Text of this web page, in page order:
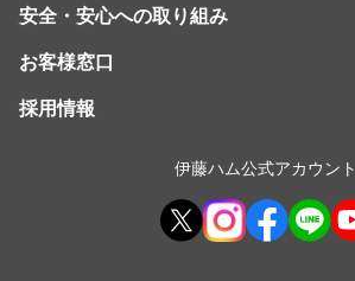
安全・安心への取り組み
お客様窓口
採用情報
伊藤ハム公式アカウント